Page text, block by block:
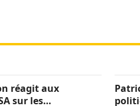
réagit aux
sur les